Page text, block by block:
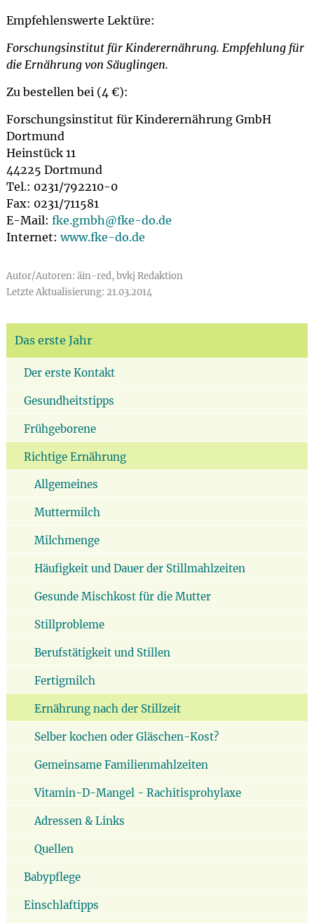
Empfehlenswerte Lektüre:
Forschungsinstitut für Kinderernährung. Empfehlung für
die Ernährung von Säuglingen.
Zu bestellen bei (4 €):
Forschungsinstitut für Kinderernährung GmbH
Dortmund
Heinstück 11
44225 Dortmund
Tel.: 0231/792210-0
Fax: 0231/711581
E-Mail: fke.gmbh@fke-do.de
Internet:www.fke-do.de
Autor/Autoren: äin-red, bvkj Redaktion
Letzte Aktualisierung: 21.03.2014
Das erste Jahr
Der erste Kontakt
Gesundheitstipps
Frühgeborene
Richtige Ernährung
Allgemeines
Muttermilch
Milchmenge
Häufigkeit und Dauer der Stillmahlzeiten
Gesunde Mischkost für die Mutter
Stillprobleme
Berufstätigkeit und Stillen
Fertigmilch
Ernährung nach der Stillzeit
Selber kochen oder Gläschen-Kost?
Gemeinsame Familienmahlzeiten
Vitamin-D-Mangel - Rachitisprohylaxe
Adressen & Links
Quellen
Babypflege
Einschlaftipps